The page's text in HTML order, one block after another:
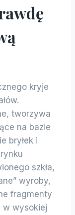
kryje
tworzywa
na bazie
bryłek i
szkła,
wyroby,
fragmenty
w wysokiej